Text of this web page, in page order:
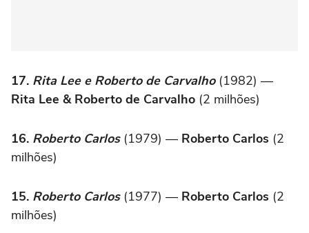
17. Rita Lee e Roberto de Carvalho(1982) —
Rita Lee & Roberto de Carvalho (2 milhões)
16. Roberto Carlos(1979) — Roberto Carlos (2
milhões)
15. Roberto Carlos(1977) — Roberto Carlos (2
milhões)